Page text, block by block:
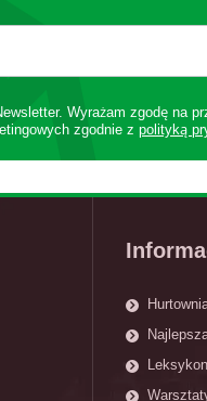
Wyrażam zgodę na
zgodnie zpolityką